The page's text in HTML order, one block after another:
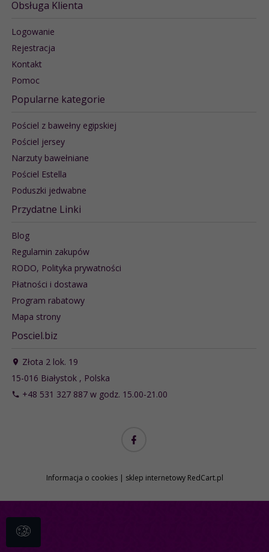
Obsługa Klienta
Logowanie
Rejestracja
Kontakt
Pomoc
Popularne kategorie
Pościel z bawełny egipskiej
Pościel jersey
Narzuty bawełniane
Pościel Estella
Poduszki jedwabne
Przydatne Linki
Blog
Regulamin zakupów
RODO, Polityka prywatności
Płatności i dostawa
Program rabatowy
Mapa strony
Posciel.biz
Złota 2 lok. 19
15-016 Białystok , Polska
+48 531 327 887 w godz. 15.00-21.00
Informacja o cookies| sklep internetowyRedCart.pl